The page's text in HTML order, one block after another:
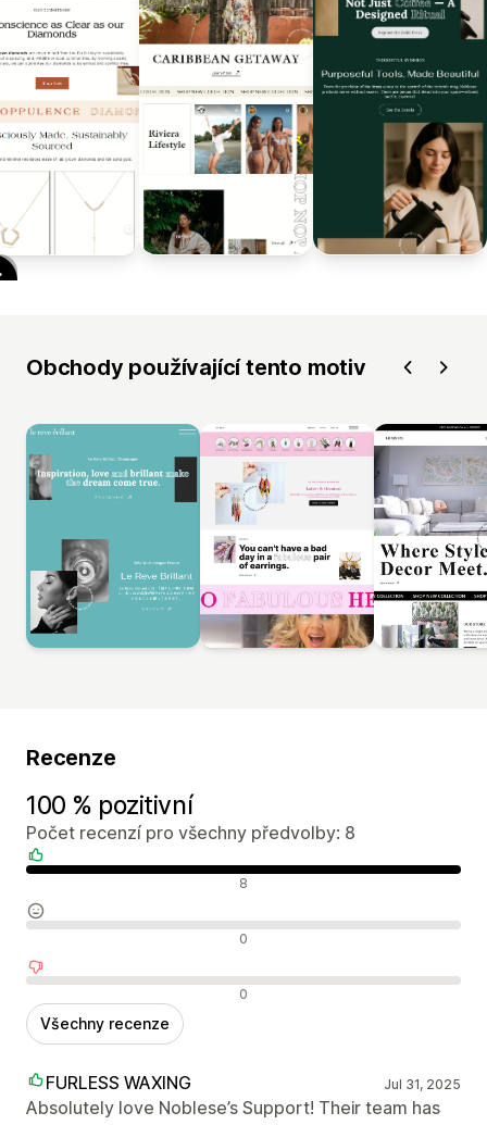
Obchody používající tento motiv
Recenze
100 % pozitivní
Počet recenzí pro všechny předvolby: 8
Pozitivní recenze 8
Neutrální recenze 0
Negativní recenze 0
Všechny recenze
FURLESS WAXING Jul 31, 2025
Absolutely love Noblese’s Support! Their team has